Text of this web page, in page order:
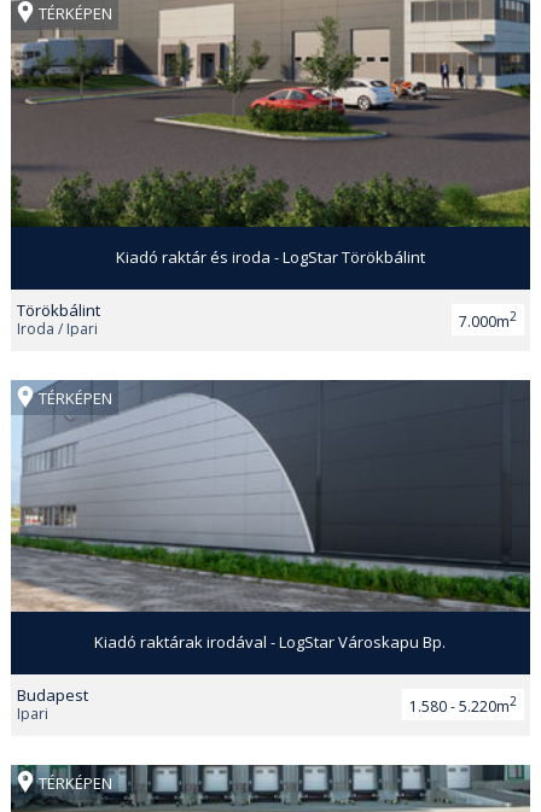
TÉRKÉPEN
Kiadó raktár és iroda - LogStar Törökbálint
Törökbálint
Iroda / Ipari 7.000m2
TÉRKÉPEN
Kiadó raktárak irodával - LogStar Városkapu Bp.
Budapest
Ipari 1.580 - 5.220m2
TÉRKÉPEN